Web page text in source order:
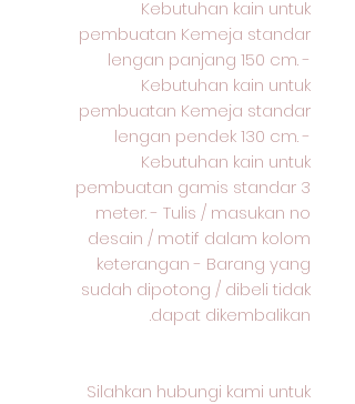
Kebutuhan kain untuk
pembuatan Kemeja standar
lengan panjang 150 cm. -
Kebutuhan kain untuk
pembuatan Kemeja standar
lengan pendek 130 cm. -
Kebutuhan kain untuk
pembuatan gamis standar 3
meter. - Tulis / masukan no
desain / motif dalam kolom
keterangan - Barang yang
sudah dipotong / dibeli tidak
dapat dikembalikan.
Silahkan hubungi kami untuk